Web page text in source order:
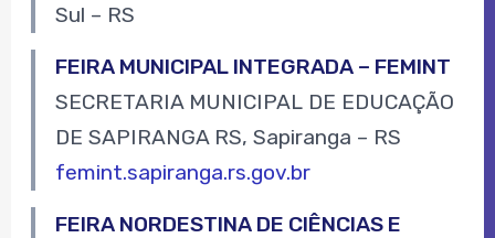
Sul – RS
FEIRA MUNICIPAL INTEGRADA – FEMINT
SECRETARIA MUNICIPAL DE EDUCAÇÃO
DE SAPIRANGA RS, Sapiranga – RS
femint.sapiranga.rs.gov.br
FEIRA NORDESTINA DE CIÊNCIAS E